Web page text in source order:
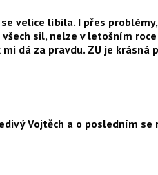
velice líbila. I přes
sil, nelze v letošním
dá za pravdu. ZU je
Vojtěch a o posledním